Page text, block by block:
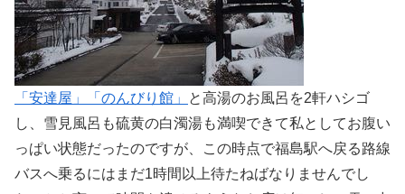
「安達屋」 「のんびり館」
と高湯のお風呂を2軒ハシゴ
し、雪見風呂も硫黄の白濁湯も満喫できて私としてお腹い
っぱい状態だったのですが、この時点で福島駅へ戻る路線
バスへ乗るにはまだ1時間以上待たねばなりませんでし